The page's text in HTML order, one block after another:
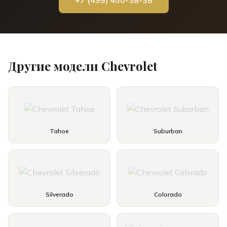
Другие модели Chevrolet
Tahoe Suburban
Silverado Colorado